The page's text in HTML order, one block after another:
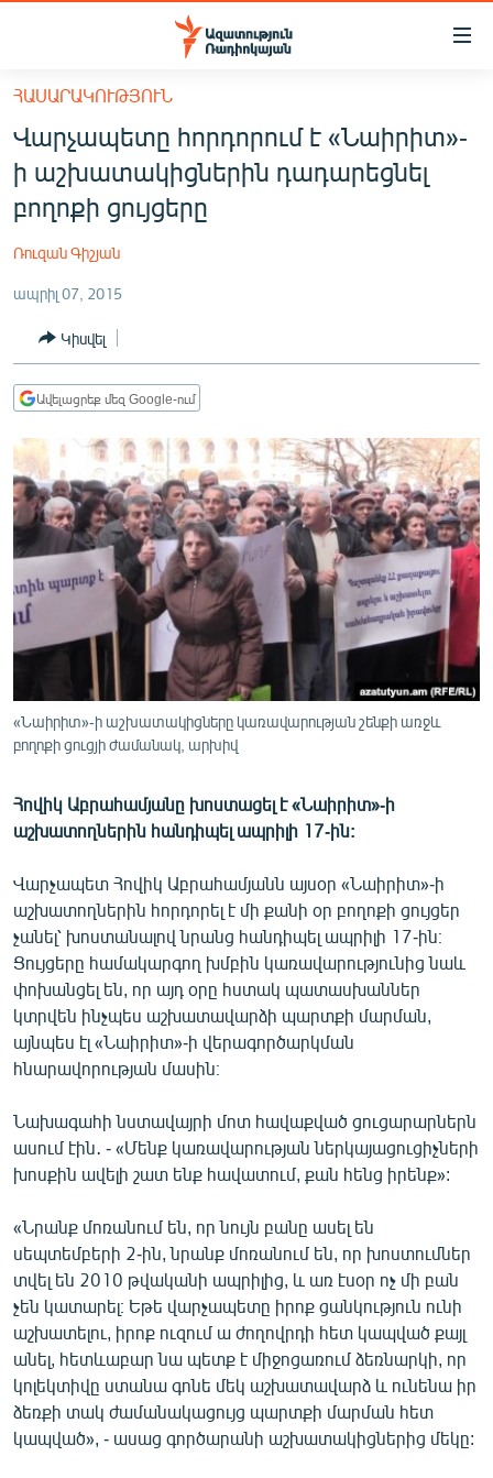
Մատչելիության
հիմնական
բովանդակությանը
Անցնել
հիմնական
մենյուին
ՀԱՅԱՍՏԱՆ
ՔԱՂԱՔԱԿԱՆ
ՏՆՏԵՍՈՒԹՅՈՒՆ
ՂԱՐԱԲԱՂ
ՏԱՐԱԾԱՇՐՋԱՆ
ՄԻՋԱԶԳԱՅԻՆ
ՄՇԱԿՈՒՅԹ
ՍՊՈՐՏ
ՄԵԿՆԱԲԱՆՈՒԹՅՈՒՆ
ՏՏ ԵՒ ԻՆՏԵՐՆԵՏ
ԱՐԽԻՎ
ԲԱՆԱՎԵՃ
ՓՈԴՔԱՍԹ
Հայերեն
English
Русский
«Ազատության» բոլոր կայքերը
ՀԱՍԱՐԱԿՈՒԹՅՈՒՆ
Վարչապետը հորդորում է «Նաիրիտ»-
ի աշխատակիցներին դադարեցնել
բողոքի ցույցերը
Ռուզան Գիշյան
ապրիլ 07, 2015
Կիսվել
Ավելացրեք մեզ Google-ում
«Նաիրիտ»-ի աշխատակիցները կառավարության շենքի առջև
բողոքի ցուցյի ժամանակ, արխիվ
Հովիկ Աբրահամյանը խոստացել է «Նաիրիտ»-ի
աշխատողներին հանդիպել ապրիլի 17-ին:
Վարչապետ Հովիկ Աբրահամյանն այսօր «Նաիրիտ»-ի
աշխատողներին հորդորել է մի քանի օր բողոքի ցույցեր
չանել՝ խոստանալով նրանց հանդիպել ապրիլի 17-ին։
Ցույցերը համակարգող խմբին կառավարությունից նաև
փոխանցել են, որ այդ օրը հստակ պատասխաններ
կտրվեն ինչպես աշխատավարձի պարտքի մարման,
այնպես էլ «Նաիրիտ»-ի վերագործարկման
հնարավորության մասին։
Նախագահի նստավայրի մոտ հավաքված ցուցարարներն
ասում էին․ - «Մենք կառավարության ներկայացուցիչների
խոսքին ավելի շատ ենք հավատում, քան հենց իրենք»:
«Նրանք մոռանում են, որ նույն բանը ասել են
սեպտեմբերի 2-ին, նրանք մոռանում են, որ խոստումներ
տվել են 2010 թվականի ապրիլից, և առ էսօր ոչ մի բան
չեն կատարել։ Եթե վարչապետը իրոք ցանկություն ունի
աշխատելու, իրոք ուզում ա ժողովրդի հետ կապված քայլ
անել, հետևաբար նա պետք է միջոցառում ձեռնարկի, որ
կոլեկտիվը ստանա գոնե մեկ աշխատավարձ և ունենա իր
ձեռքի տակ ժամանակացույց պարտքի մարման հետ
կապված», - ասաց գործարանի աշխատակիցներից մեկը: